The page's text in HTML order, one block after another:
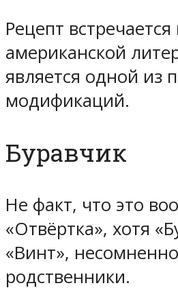
Рецепт встречается
американской
является одной из
модификаций.
Буравчик
Не факт, что это
«Отвёртка», хотя
«Винт»,
родственники.